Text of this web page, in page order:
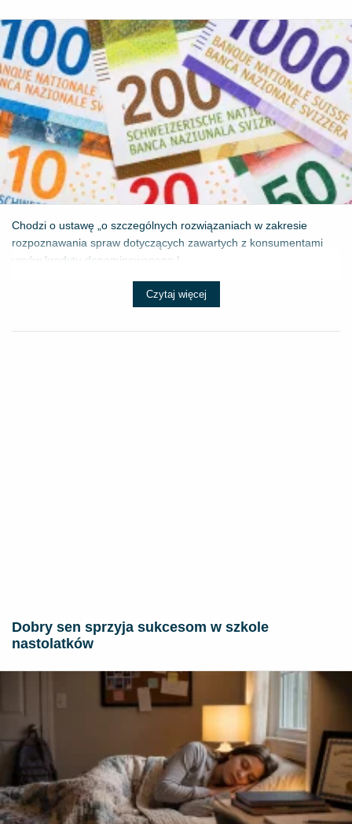
Chodzi o ustawę „o szczególnych rozwiązaniach w zakresie
rozpoznawania spraw dotyczących zawartych z konsumentami
umów kredytu denominowanego l...
Czytaj więcej
Dobry sen sprzyja sukcesom w szkole
nastolatków